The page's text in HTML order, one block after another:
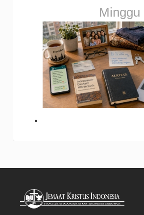
Minggu